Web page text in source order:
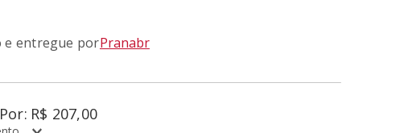
e entregue porPranabr
R$ 207,00